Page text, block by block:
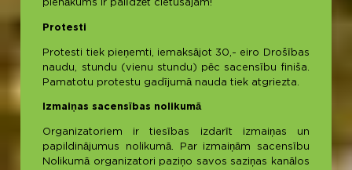
pienākums ir palīdzēt cietušajam!
Protesti
Protesti tiek pieņemti, iemaksājot 30,- eiro Drošības
naudu, stundu (vienu stundu) pēc sacensību finiša.
Pamatotu protestu gadījumā nauda tiek atgriezta.
Izmaiņas sacensības nolikumā
Organizatoriem ir tiesības izdarīt izmaiņas un
papildinājumus nolikumā. Par izmaiņām sacensību
Nolikumā organizatori paziņo savos saziņas kanālos